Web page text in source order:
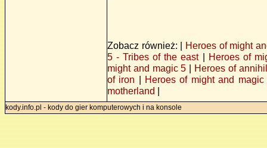
Zobacz również: | Heroes of might
5 - Tribes of the east| Heroes of
might and magic 5 | Heroes of
of iron | Heroes of might and
motherland |
kody.info.pl - kody do gier komputerowych i na konsole